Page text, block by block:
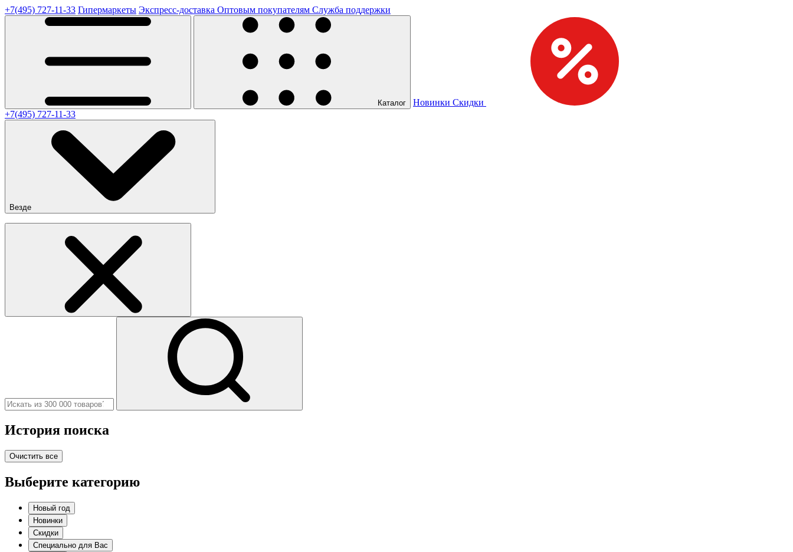
+7(495) 727-11-33 Гипермаркеты Экспресс-доставка Оптовым покупателям Служба поддержки
Каталог Новинки Скидки
+7(495) 727-11-33
Везде
История поиска
Очистить все
Выберите категорию
Новый год
Новинки
Скидки
Специально для Вас